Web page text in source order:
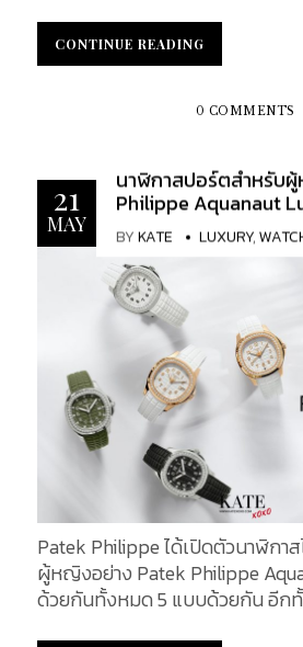
อยู่ที่ประมาณ 1,133,500 บาท ตัวเรื
เหลี่ยมโค้งมน ได้แรงบันดาลใจจาก
ชนิดใหม่) ที่ทนทานต่อการใช้งาน ท
อัตโนมัติแบบ Calibre (กลไกไขลา
มาตรฐาน)...
เครื่องบอกเวลาอีกต่อไป แต่มันยั
ถึงรสนิยม เป็นเครื่องประดับที่ช่วย
เจ้าของนาฬิกาแบ รนด์หรูสักเรือนถื
นาฬิกาที่เพิ่มมากขึ้นทุกวันๆ ซึ่งวัน
กับนาฬิกาสุดหรู 5 รุ่นสุดคลาสสิค
มากในหมู่นักลงทุน เพื่อประกอบกา
ลงทุนเป็นเจ้าของนาฬิกาสุดหรูสักเรือน 1.
Philippe Nautilus Patek
ฟิลีปป์ นอติลุส) ออกแบบโดย เจอรั
Genta) ดีไซเนอร์นาฬิกา เจ้าของผ
Royal Oak อันโด่งดังจากแบรนด์
นาฬิกา Nautilus ได้แรงบันดาลใจ
ปัดมาจากรูปทรงของหน้าต่างใต้ท้
รุ่นได้มาจากนวนิยายของ Jules
"Twenty Thousand Leagues
Nautilus คือชื่อของเรือดำน้ำที่กัปตั
Nautilus รุ่นดั้งเดิม ได้เปิดตัวครั้ง
โดยใช้รหัสรุ่น 3700/1 ผลิตจากวัส
รุ่นนี้ได้รับการขนานนามว่า
ผ่านศูนย์กลาง 42 มิลลิเมตร ซึ่งถือ
ยังตัวเรือนมีขนาดที่บางมาก ซึ่งสา
7.60 มิลลิเมตรเท่านั้น ราคาขายเริ่
CONTINUE READING
CONTINUE READING
0 COMMENTS
21
MAY
นาฬิกาสปอร์ตสำหรับ
Philippe Aquanaut
BYKATE LUXURY,
Patek Philippe ได้เปิดตัวนาฬิกา
ผู้หญิงอย่าง Patek Philippe
ด้วยกันทั้งหมด 5 แบบด้วยกัน อีกทั้